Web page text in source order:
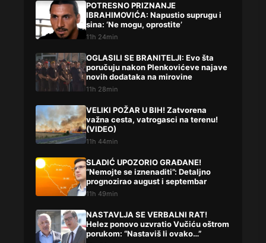
POTRESNO PRIZNANJE
IBRAHIMOVIĆA: Napustio suprugu i
sina: ‘Ne mogu, oprostite’
11h 24min
OGLASILI SE BRANITELJI: Evo šta
poručuju nakon Plenkovićeve najave
novih dodataka na mirovine
11h 28min
VELIKI POŽAR U BIH! Zatvorena
važna cesta, vatrogasci na terenu!
(VIDEO)
11h 44min
SLADIĆ UPOZORIO GRAĐANE!
“Nemojte se iznenaditi”: Detaljno
prognozirao august i septembar
11h 49min
NASTAVLJA SE VERBALNI RAT!
Helez ponovo uzvratio Vučiću oštrom
porukom: “Nastaviš li ovako…”